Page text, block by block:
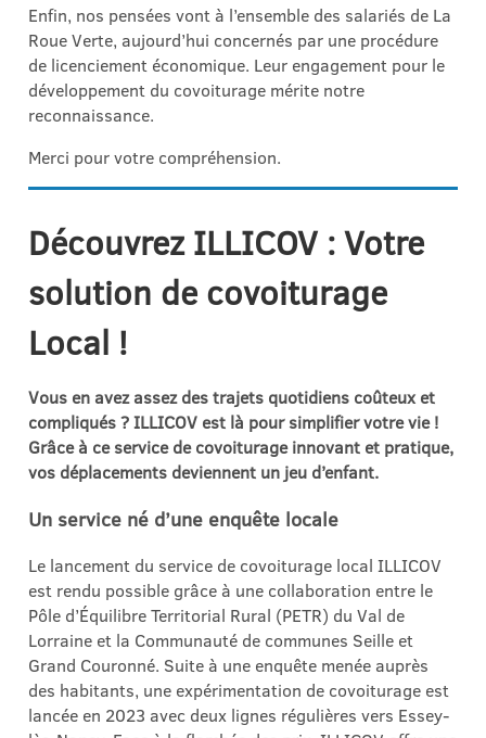
Enfin, nos pensées vont à l’ensemble des salariés de La
Roue Verte, aujourd’hui concernés par une procédure
de licenciement économique. Leur engagement pour le
développement du covoiturage mérite notre
reconnaissance.
Merci pour votre compréhension.
Découvrez ILLICOV : Votre
solution de covoiturage
Local !
Vous en avez assez des trajets quotidiens coûteux et
compliqués ? ILLICOV est là pour simplifier votre vie !
Grâce à ce service de covoiturage innovant et pratique,
vos déplacements deviennent un jeu d’enfant.
Un service né d’une enquête locale
Le lancement du service de covoiturage local ILLICOV
est rendu possible grâce à une collaboration entre le
Pôle d’Équilibre Territorial Rural (PETR) du Val de
Lorraine et la Communauté de communes Seille et
Grand Couronné. Suite à une enquête menée auprès
des habitants, une expérimentation de covoiturage est
lancée en 2023 avec deux lignes régulières vers Essey-